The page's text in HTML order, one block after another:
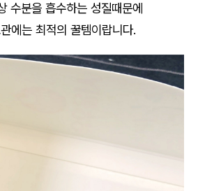
수분을 흡수하는 성질때문에
에는 최적의 꿀템이랍니다.